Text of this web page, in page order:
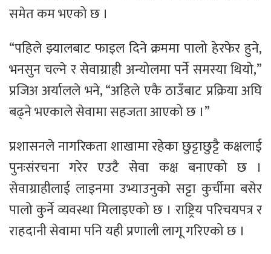
समेत कम भएको छ ।
“पहिले झ्यालबाट फाइल दिने क्रममा पालो हेरफेर हुने,
भनसुन चल्ने र सेवाग्राही अन्योलमा पर्ने समस्या थियो,”
प्रजिअ अर्यालले भने, “अहिले एकै ठाउँबाट प्रक्रिया अघि
बढ्ने भएकाले सेवामा सहजता आएको छ ।”
प्रशासनले नागरिकता शाखामा रहेका छुट्टाछुट्टै कक्षलाई
पुनःसंरचना गरेर एउटै सेवा कक्ष बनाएको छ ।
सेवाग्राहीलाई लाइनमा उभ्याउनुको सट्टा कुर्चीमा बसेर
पालो कुर्ने व्यवस्था मिलाइएको छ । राष्ट्रिय परिचयपत्र र
राहदानी सेवामा पनि यही प्रणाली लागू गरिएको छ ।